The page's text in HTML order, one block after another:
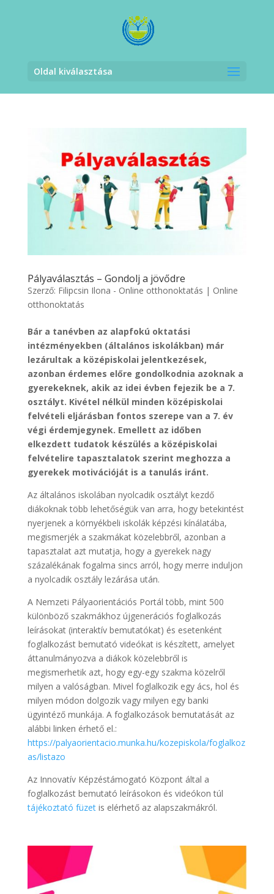
Oldal kiválasztása
Pályaválasztás – Gondolj a jövődre
Szerző: Filipcsin Ilona - Online otthonoktatás | Online
otthonoktatás
Bár a tanévben az alapfokú oktatási
intézményekben (általános iskolákban) már
lezárultak a középiskolai jelentkezések,
azonban érdemes előre gondolkodnia azoknak a
gyerekeknek, akik az idei évben fejezik be a 7.
osztályt. Kivétel nélkül minden középiskolai
felvételi eljárásban fontos szerepe van a 7. év
végi érdemjegynek. Emellett az időben
elkezdett tudatok készülés a középiskolai
felvételire tapasztalatok szerint meghozza a
gyerekek motivációját is a tanulás iránt.
Az általános iskolában nyolcadik osztályt kezdő
diákoknak több lehetőségük van arra, hogy betekintést
nyerjenek a környékbeli iskolák képzési kínálatába,
megismerjék a szakmákat közelebbről, azonban a
tapasztalat azt mutatja, hogy a gyerekek nagy
százalékának fogalma sincs arról, hogy merre induljon
a nyolcadik osztály lezárása után.
A Nemzeti Pályaorientációs Portál több, mint 500
különböző szakmákhoz újgenerációs foglalkozás
leírásokat (interaktív bemutatókat) és esetenként
foglalkozást bemutató videókat is készített, amelyet
áttanulmányozva a diákok közelebbről is
megismerhetik azt, hogy egy-egy szakma közelről
milyen a valóságban. Mivel foglalkozik egy ács, hol és
milyen módon dolgozik vagy milyen egy banki
ügyintéző munkája. A foglalkozások bemutatását az
alábbi linken érhető el.:
https://palyaorientacio.munka.hu/kozepiskola/foglalkoz
as/listazo
Az Innovatív Képzéstámogató Központ által a
foglalkozást bemutató leírásokon és videókon túl
tájékoztató füzetis elérhető az alapszakmákról.